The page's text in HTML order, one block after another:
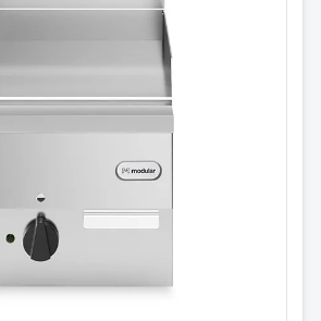
Flatgrill slett stekeflate